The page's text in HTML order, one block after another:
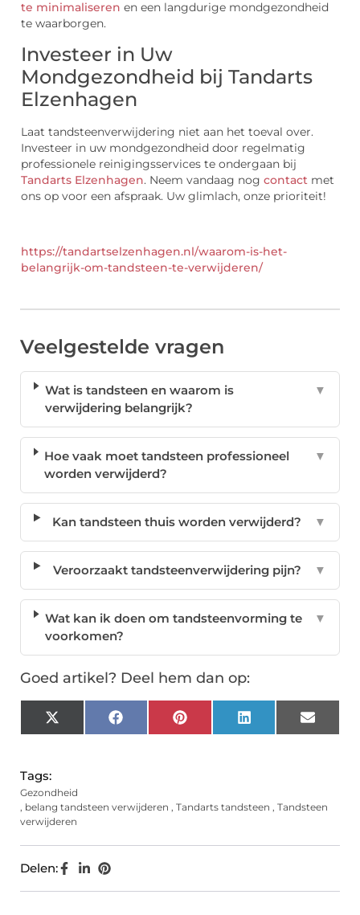
te minimaliseren en een langdurige mondgezondheid
te waarborgen.
Investeer in Uw
Mondgezondheid bij Tandarts
Elzenhagen
Laat tandsteenverwijdering niet aan het toeval over.
Investeer in uw mondgezondheid door regelmatig
professionele reinigingsservices te ondergaan bij
Tandarts Elzenhagen. Neem vandaag nog contact met
ons op voor een afspraak. Uw glimlach, onze prioriteit!
https://tandartselzenhagen.nl/waarom-is-het-
belangrijk-om-tandsteen-te-verwijderen/
Veelgestelde vragen
Wat is tandsteen en waarom is
verwijdering belangrijk?
▼
Hoe vaak moet tandsteen professioneel
worden verwijderd?
▼
Kan tandsteen thuis worden verwijderd? ▼
Veroorzaakt tandsteenverwijdering pijn? ▼
Wat kan ik doen om tandsteenvorming te
voorkomen?
▼
Goed artikel? Deel hem dan op:
X
(Twitter)
FacebookPinterest LinkedIn Email
Tags:
Gezondheid
, belang tandsteen verwijderen , Tandarts tandsteen , Tandsteen
verwijderen
Delen: